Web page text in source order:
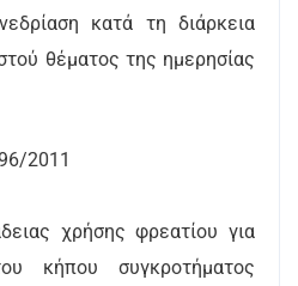
κατά τη διάρκεια
θέματος της ημερησίας
2011
χρήσης φρεατίου για
κήπου συγκροτήματος